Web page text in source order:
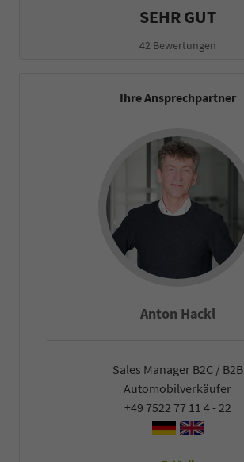
SEHR GUT
42 Bewertungen
Ihre Ansprechpartner
Anton Hackl
Sales Manager B2C / B2B
Automobilverkäufer
+49 7522 77 11 4 - 22